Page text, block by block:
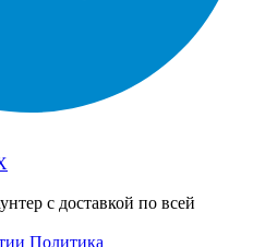
с доставкой по всей
Политика